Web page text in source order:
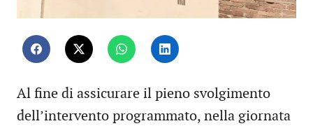
Al fine di assicurare il pieno svolgimento
dell’intervento programmato, nella giornata